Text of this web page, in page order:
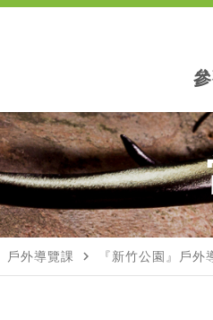
戶外導覽課 navigate_next 『新竹公園』戶外